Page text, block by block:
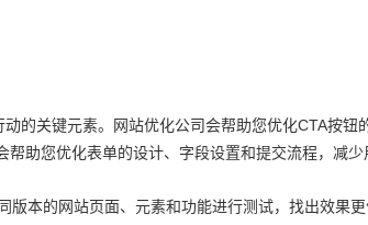
的关键元素。网站优化公司会帮助您优化CTA按钮
助您优化表单的设计、字段设置和提交流程，减少
本的网站页面、元素和功能进行测试，找出效果